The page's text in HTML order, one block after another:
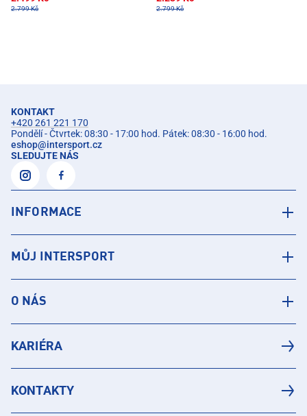
2.799 Kč 2.799 Kč
KONTAKT
+420 261 221 170
Pondělí - Čtvrtek: 08:30 - 17:00 hod. Pátek: 08:30 - 16:00 hod.
eshop@intersport.cz
SLEDUJTE NÁS
INFORMACE
MŮJ INTERSPORT
O NÁS
KARIÉRA
KONTAKTY